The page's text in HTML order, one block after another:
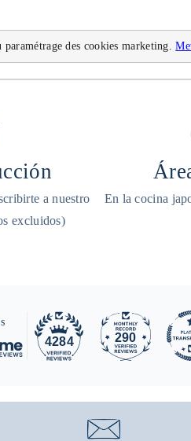
paramétrage des cookies marketing.
a nuestro
excluidos)
En la cocina
4284 290